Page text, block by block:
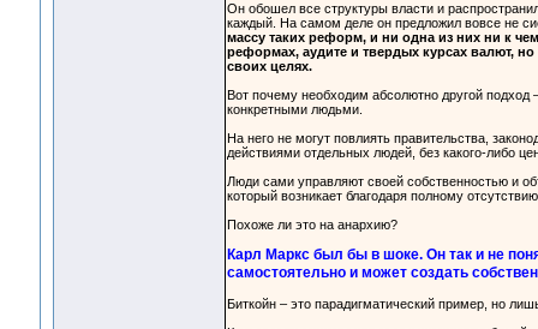
Он обошел все структуры власти и
каждый. На самом деле он предложил вовсе не
массу таких реформ, и ни одна из них ни к
реформах, аудите и твердых курсах валют,
своих целях.
Вот почему необходим абсолютно другой
конкретными людьми.
На него не могут повлиять правительства,
действиями отдельных людей, без какого-либо
Люди сами управляют своей собственностью и
который возникает благодаря полному
Похоже ли это на анархию?
Карл Маркс был бы в шоке. Он так и не
самостоятельно и может создать
Биткойн – это парадигматический пример, но